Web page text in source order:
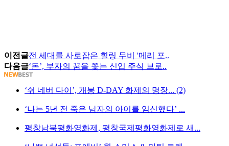
이전글전 세대를 사로잡은 힐링 무비 '메리 포..
다음글‘돈’, 부자의 꿈을 쫓는 신입 주식 브로..
‘쉬 네버 다이’, 개봉 D-DAY 화제의 명장... (2)
‘나는 5년 전 죽은 남자의 아이를 임신했다’ ...
평창남북평화영화제, 평창국제평화영화제로 새...